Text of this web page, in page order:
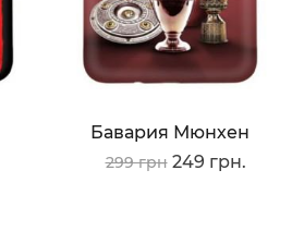
Бавария Мюнхен
299 грн 249 грн.